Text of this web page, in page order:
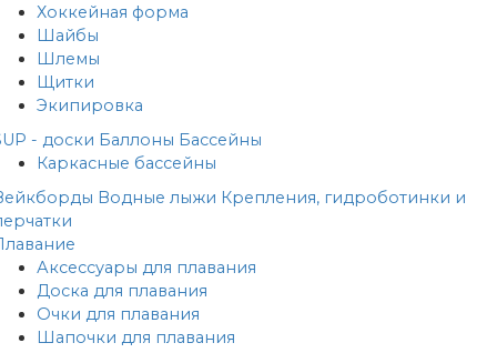
Хоккейная форма
Шайбы
Шлемы
Щитки
Экипировка
- доски Баллоны Бассейны
Каркасные бассейны
Водные лыжи Крепления, гидроботинки и
Аксессуары для плавания
Доска для плавания
Очки для плавания
Шапочки для плавания